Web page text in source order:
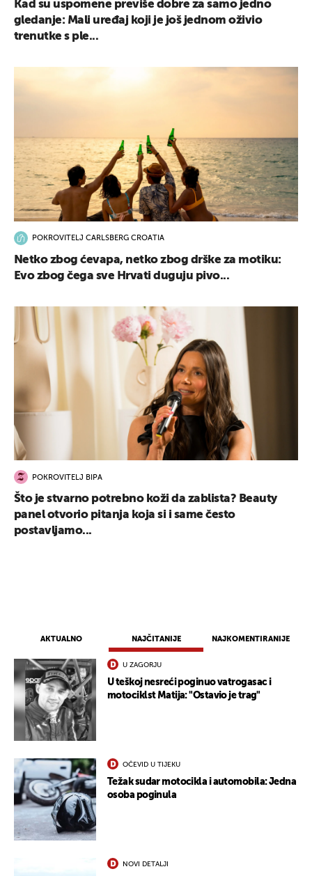
AKTUALNO NAJČITANIJE NAJKOMENTIRANIJE
U ZAGORJU
U teškoj nesreći poginuo vatrogasac i
motociklst Matija: "Ostavio je trag"
OČEVID U TIJEKU
Težak sudar motocikla i automobila: Jedna
osoba poginula
NOVI DETALJI
Kad su uspomene previše dobre za samo jedno
gledanje: Mali uređaj koji je još jednom oživio
trenutke s ple...
POKROVITELJ CARLSBERG CROATIA
Netko zbog ćevapa, netko zbog drške za motiku:
Evo zbog čega sve Hrvati duguju pivo...
POKROVITELJ BIPA
Što je stvarno potrebno koži da zablista? Beauty
panel otvorio pitanja koja si i same često
postavljamo...